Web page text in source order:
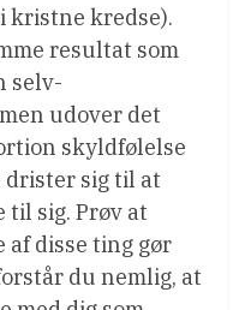
kristne kredse).
resultat som
selv-
udover det
skyldfølelse
drister sig til at
til sig. Prøv at
disse ting gør
du nemlig, at